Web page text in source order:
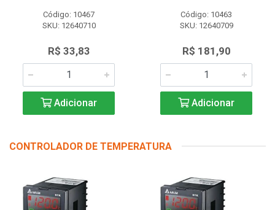
Código: 10467
SKU: 12640710
R$ 33,83
Adicionar
Código: 10463
SKU: 12640709
R$ 181,90
Adicionar
CONTROLADOR DE TEMPERATURA